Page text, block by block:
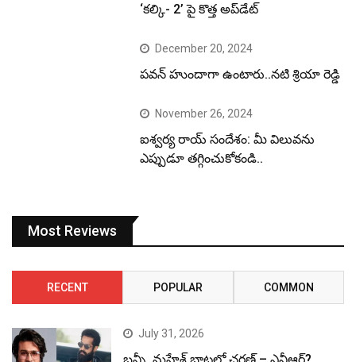
‘కల్కి- 2’ పై కొత్త అప్‌డేట్
December 20, 2024
పవన్ హుందాగా ఉంటారు..నటి శ్రియా రెడ్డి
November 26, 2024
ఐశ్వర్య రాయ్ సందేశం: మీ విలువను
ఎప్పుడూ తగ్గించుకోకండి..
Most Reviews
RECENT POPULAR COMMON
July 31, 2026
బన్నీ, మహేశ్ బాటలో చరణ్ – ఎన్టీఆర్?